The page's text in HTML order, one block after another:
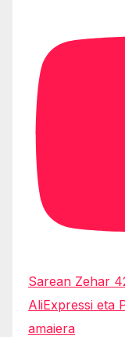
Sarean Zehar
AliExpressi eta
amaiera